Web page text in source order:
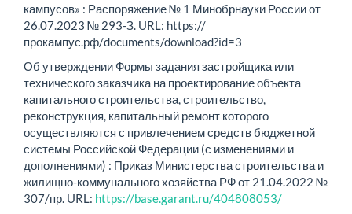
кампусов» : Распоряжение № 1 Минобрнауки России от
26.07.2023 № 293-З. URL: https://
прокампус.рф/documents/download?id=3
Об утверждении Формы задания застройщика или
технического заказчика на проектирование объекта
капитального строительства, строительство,
реконструкция, капитальный ремонт которого
осуществляются с привлечением средств бюджетной
системы Российской Федерации (с изменениями и
дополнениями) : Приказ Министерства строительства и
жилищно-коммунального хозяйства РФ от 21.04.2022 №
307/пр. URL: https://base.garant.ru/404808053/